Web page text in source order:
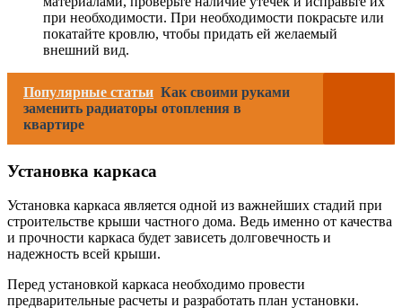
при необходимости. При необходимости покрасьте или
покатайте кровлю, чтобы придать ей желаемый
внешний вид.
Популярные статьи Как своими руками
заменить радиаторы отопления в
квартире
Установка каркаса
Установка каркаса является одной из важнейших стадий при
строительстве крыши частного дома. Ведь именно от качества
и прочности каркаса будет зависеть долговечность и
надежность всей крыши.
Перед установкой каркаса необходимо провести
предварительные расчеты и разработать план установки.